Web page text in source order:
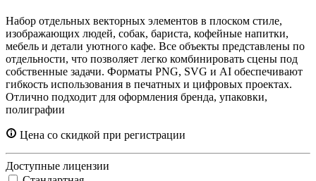
Набор отдельных векторных элементов в плоском стиле,
изображающих людей, собак, бариста, кофейные напитки,
мебель и детали уютного кафе. Все объекты представлены по
отдельности, что позволяет легко комбинировать сцены под
собственные задачи. Форматы PNG, SVG и AI обеспечивают
гибкость использования в печатных и цифровых проектах.
Отлично подходит для оформления бренда, упаковки,
полиграфии
Цена со скидкой при регистрации
Доступные лицензии